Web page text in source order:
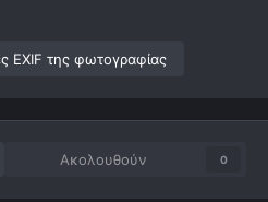
EXIF της φωτογραφίας
Ακολουθούν 0